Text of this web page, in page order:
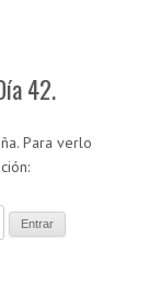
42.
Para verlo